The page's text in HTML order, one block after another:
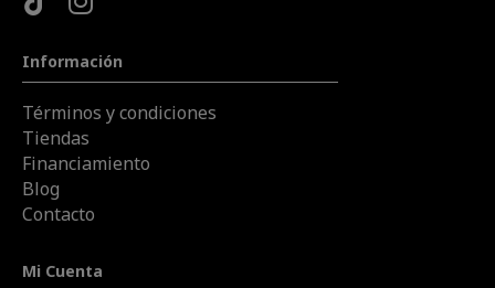
Información
Términos y condiciones
Tiendas
Financiamiento
Blog
Contacto
Mi Cuenta